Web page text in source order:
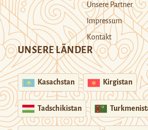
Unsere Partner
Impressum
Kontakt
UNSERE LÄNDER
Kasachstan Kirgistan
Tadschikistan